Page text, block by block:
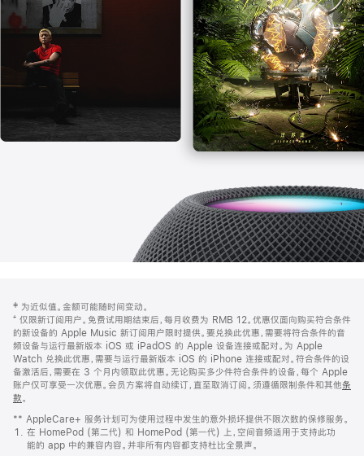
开)
页
页
脚
注
‡ 为近似值。金额可能随时间变动。
⁺ 仅限新订阅用户。免费试用期结束后，每月收费为 RMB 12。优惠仅面向购买符合条件
的新设备的 Apple Music 新订阅用户限时提供。要兑换此优惠，需要将符合条件的音
频设备与运行最新版本 iOS 或 iPadOS 的 Apple 设备连接或配对。为 Apple
Watch 兑换此优惠，需要与运行最新版本 iOS 的 iPhone 连接或配对。符合条件的设
备激活后，需要在 3 个月内领取此优惠。无论购买多少件符合条件的设备，每个 Apple
账户仅可享受一次优惠。会员方案将自动续订，直至取消订阅。须遵循限制条件和其他条
款。
窗
口
中
** AppleCare+ 服务计划可为使用过程中发生的意外损坏提供不限次数的保修服务。
在 HomePod (第二代) 和 HomePod (第一代) 上，空间音频适用于支持此功
能的 app 中的兼容内容。并非所有内容都支持杜比全景声。